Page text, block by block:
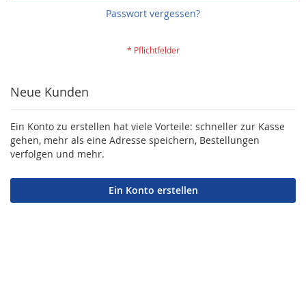
Passwort vergessen?
Neue Kunden
Ein Konto zu erstellen hat viele Vorteile: schneller zur Kasse
gehen, mehr als eine Adresse speichern, Bestellungen
verfolgen und mehr.
Ein Konto erstellen